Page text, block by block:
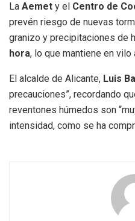
La Aemet y el Centro de
prevén riesgo de nuevas
granizo y precipitaciones de
hora, lo que mantiene en vilo
El alcalde de Alicante, Luis
precauciones”, recordando
reventones húmedos son
intensidad, como se ha